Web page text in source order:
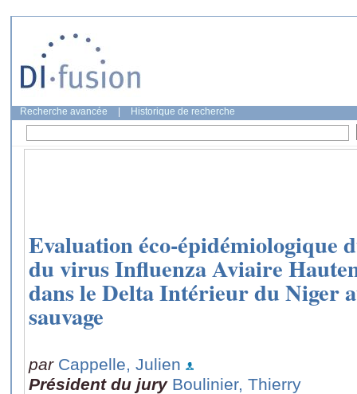
Recherche avancée Historique de recherche
Evaluation éco-épidémiologique
du virus Influenza Aviaire
dans le Delta Intérieur du Niger
sauvage
par Cappelle, Julien
Président du jury Boulinier, Thierry